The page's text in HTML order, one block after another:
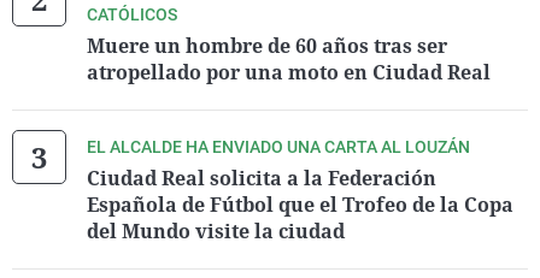
CATÓLICOS
Muere un hombre de 60 años tras ser
atropellado por una moto en Ciudad Real
EL ALCALDE HA ENVIADO UNA CARTA AL LOUZÁN
Ciudad Real solicita a la Federación
Española de Fútbol que el Trofeo de la Copa
del Mundo visite la ciudad